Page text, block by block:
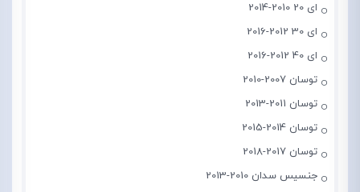
ای 20 2010-2014
ای 30 2012-2016
ای 40 2012-2016
توسان 2007-2010
توسان 2011-2013
توسان 2014-2015
توسان 2017-2018
جنسیس سدان 2010-2013